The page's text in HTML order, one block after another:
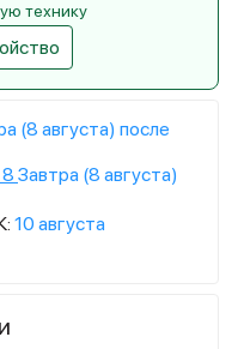
(8 августа) после
Завтра (8 августа)
10 августа
технику